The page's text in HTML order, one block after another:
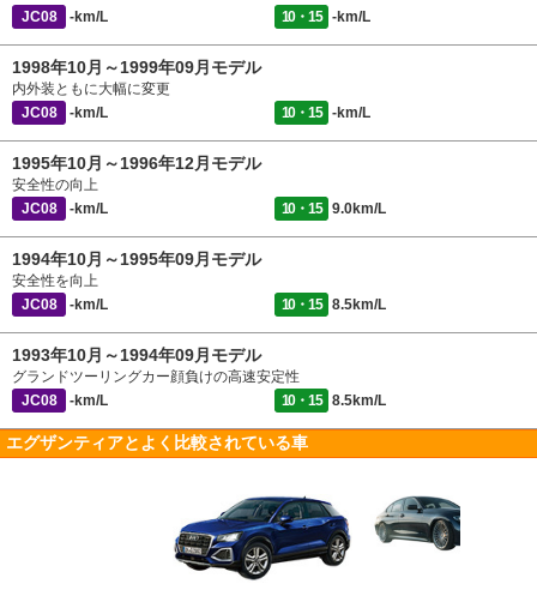
JC08 -km/L 10・15 -km/L
1998年10月～1999年09月モデル
内外装ともに大幅に変更
JC08
-km/L 10・15 -km/L
1995年10月～1996年12月モデル
安全性の向上
JC08
-km/L 10・15 9.0km/L
1994年10月～1995年09月モデル
安全性を向上
JC08
-km/L 10・15 8.5km/L
1993年10月～1994年09月モデル
グランドツーリングカー顔負けの高速安定性
JC08
-km/L 10・15 8.5km/L
エグザンティアとよく比較されている車